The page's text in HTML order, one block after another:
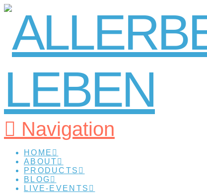
Navigation
HOME
ABOUT
PRODUCTS
BLOG
LIVE-EVENTS